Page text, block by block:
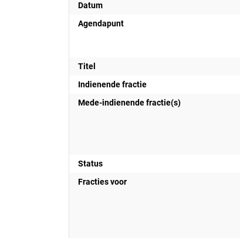
Datum
Agendapunt
Titel
Indienende fractie
Mede-indienende fractie(s)
Status
Fracties voor